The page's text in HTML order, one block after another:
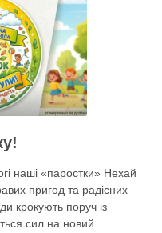
наші «паростки» Нехай
пригод та радісних
крокують поруч із
сил на новий